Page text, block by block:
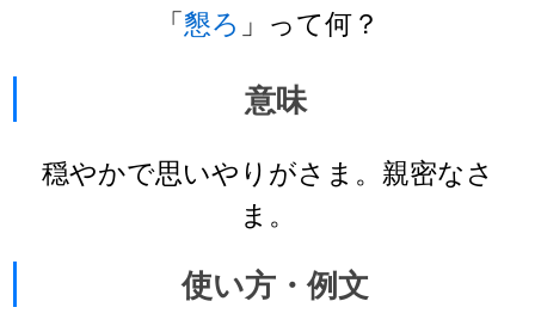
「懇ろ 」って何？
意味
穏やかで思いやりがさま。親密なさ
ま。
使い方・例文